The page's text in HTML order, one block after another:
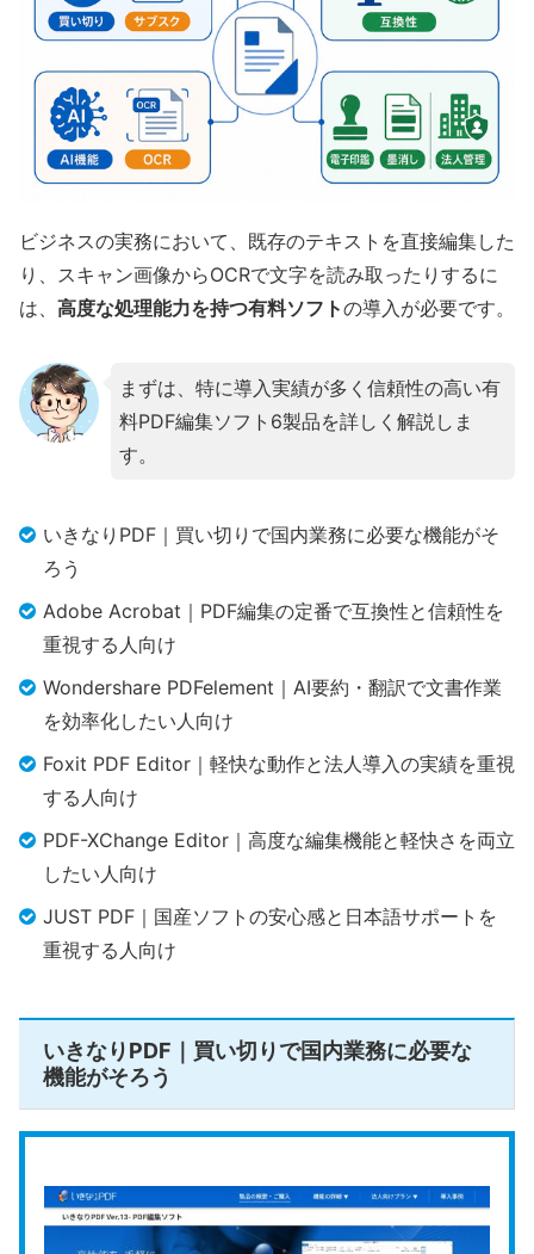
ビジネスの実務において、既存のテキストを直接編集した
り、スキャン画像からOCRで文字を読み取ったりするに
は、 高度な処理能力を持つ有料ソフトの導入が必要です。
まずは、特に導入実績が多く信頼性の高い有
料PDF編集ソフト6製品を詳しく解説しま
す。
いきなりPDF｜買い切りで国内業務に必要な機能がそ
ろう
Adobe Acrobat｜PDF編集の定番で互換性と信頼性を
重視する人向け
Wondershare PDFelement｜AI要約・翻訳で文書作業
を効率化したい人向け
Foxit PDF Editor｜軽快な動作と法人導入の実績を重視
する人向け
PDF-XChange Editor｜高度な編集機能と軽快さを両立
したい人向け
JUST PDF｜国産ソフトの安心感と日本語サポートを
重視する人向け
いきなりPDF｜買い切りで国内業務に必要な
機能がそろう